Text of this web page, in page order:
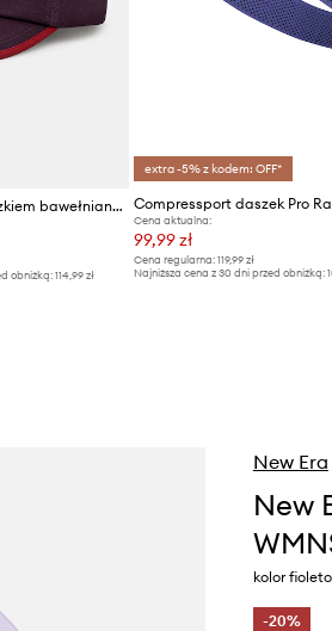
Puma czapka z daszkiem bawełniana Play Paris Retro Club
obniżką: 114,99 zł
extra -5% z kodem: OFF*
Cena aktualna:
99,99 zł
Cena regularna: 119,99 zł
Najniższa cena z 30 dni przed obniżką:
New Era
New
kolor
-20%